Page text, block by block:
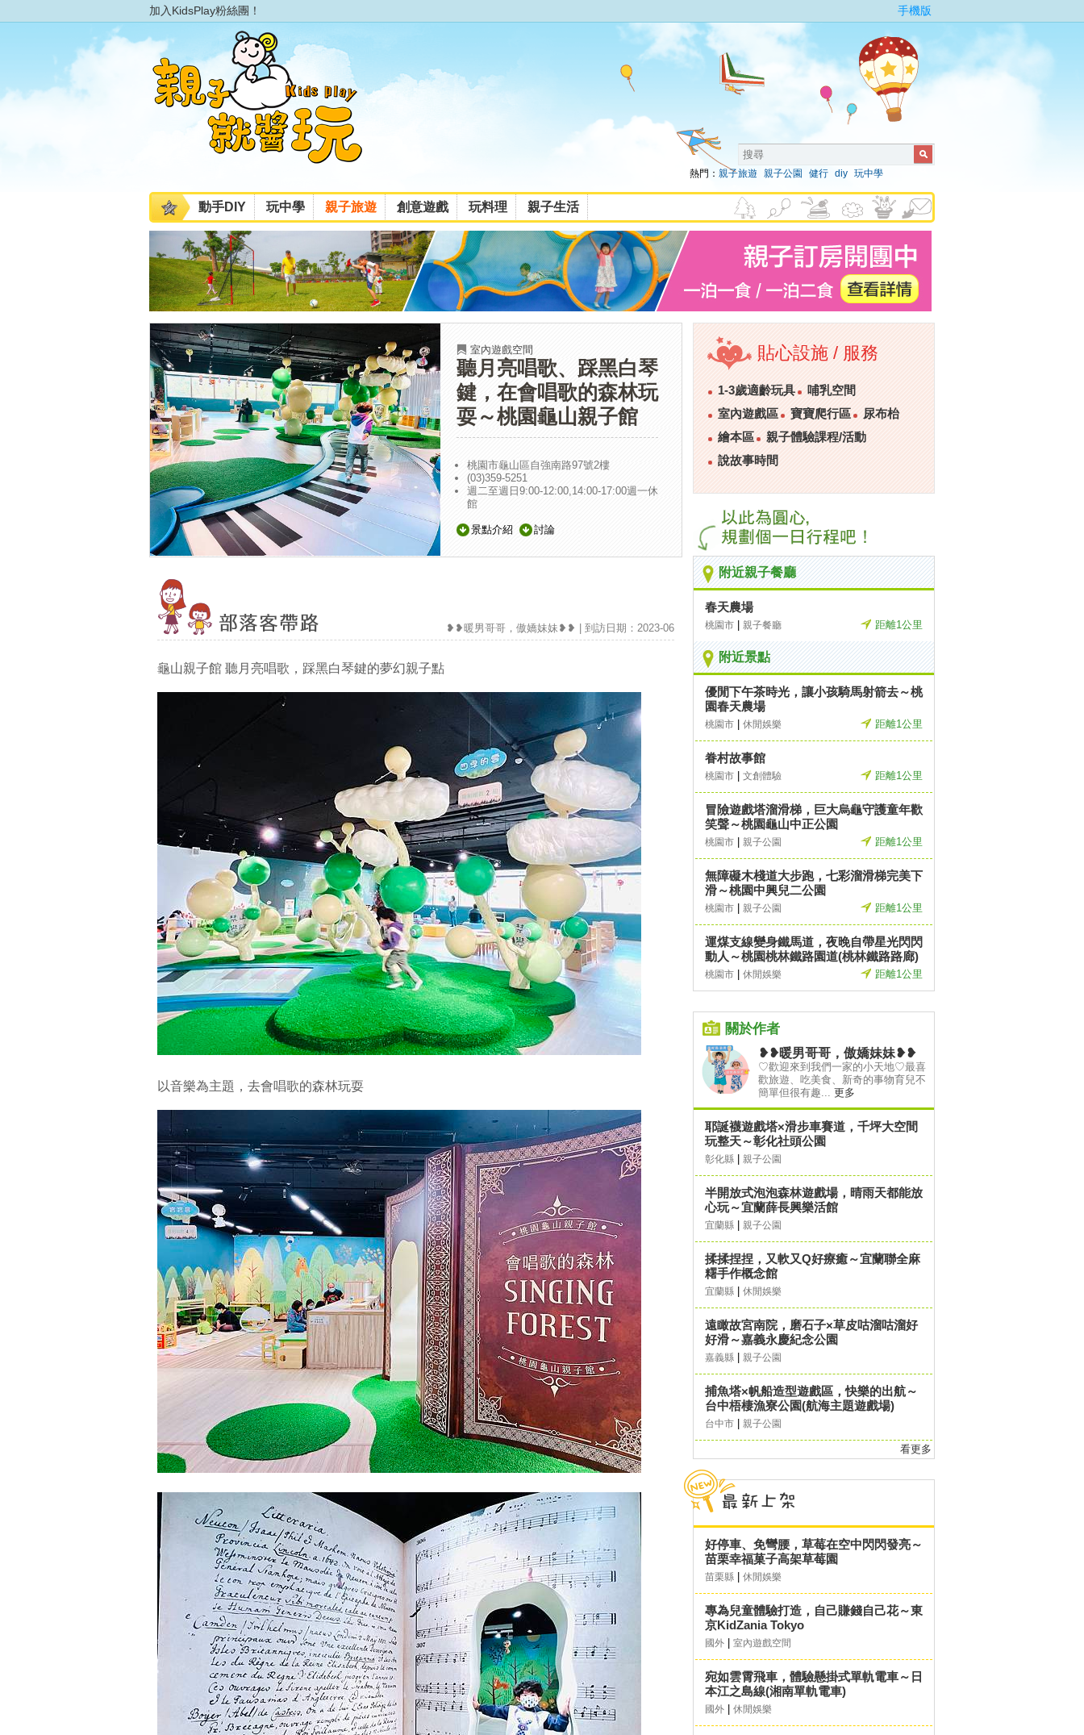
加入KidsPlay粉絲團！ 手機版
熱門： 親子旅遊 親子公園 健行 diy 玩中學
動手DIY 玩中學 親子旅遊 創意遊戲 玩料理 親子生活
室內遊戲空間
聽月亮唱歌、踩黑白琴
鍵，在會唱歌的森林玩
耍～桃園龜山親子館
桃園市龜山區自強南路97號2樓
(03)359-5251
週二至週日9:00-12:00,14:00-17:00週一休
館
景點介紹 討論
❥❥暖男哥哥，傲嬌妹妹❥❥ | 到訪日期：2023-06
龜山親子館 聽月亮唱歌，踩黑白琴鍵的夢幻親子點
以音樂為主題，去會唱歌的森林玩耍
貼心設施 / 服務
1-3歲適齡玩具
哺乳空間
室內遊戲區
寶寶爬行區
尿布枱
繪本區
親子體驗課程/活動
說故事時間
附近親子餐廳
春天農場
桃園市 親子餐廳 距離1公里
附近景點
優閒下午茶時光，讓小孩騎馬射箭去～桃
園春天農場
桃園市 休閒娛樂 距離1公里
眷村故事館
桃園市 文創體驗 距離1公里
冒險遊戲塔溜滑梯，巨大烏龜守護童年歡
笑聲～桃園龜山中正公園
桃園市 親子公園 距離1公里
無障礙木棧道大步跑，七彩溜滑梯完美下
滑～桃園中興兒二公園
桃園市 親子公園 距離1公里
運煤支線變身鐵馬道，夜晚自帶星光閃閃
動人～桃園桃林鐵路園道(桃林鐵路路廊)
桃園市 休閒娛樂 距離1公里
關於作者
❥❥暖男哥哥，傲嬌妹妹❥❥
♡歡迎來到我們一家的小天地♡最喜
歡旅遊、吃美食、新奇的事物育兒不
簡單但很有趣... 更多
耶誕襪遊戲塔×滑步車賽道，千坪大空間
玩整天～彰化社頭公園
彰化縣 親子公園
半開放式泡泡森林遊戲場，晴雨天都能放
心玩～宜蘭薛長興樂活館
宜蘭縣 親子公園
揉揉捏捏，又軟又Q好療癒～宜蘭聯全麻
糬手作概念館
宜蘭縣 休閒娛樂
遠瞰故宮南院，磨石子×草皮咕溜咕溜好
好滑～嘉義永慶紀念公園
嘉義縣 親子公園
捕魚塔×帆船造型遊戲區，快樂的出航～
台中梧棲漁寮公園(航海主題遊戲場)
台中市 親子公園
看更多
好停車、免彎腰，草莓在空中閃閃發亮～
苗栗幸福菓子高架草莓園
苗栗縣 休閒娛樂
專為兒童體驗打造，自己賺錢自己花～東
京KidZania Tokyo
國外 室內遊戲空間
宛如雲霄飛車，體驗懸掛式單軌電車～日
本江之島線(湘南單軌電車)
國外 休閒娛樂